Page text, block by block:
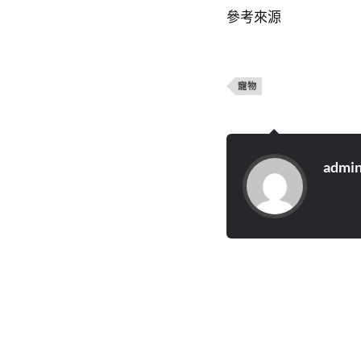
參考來源
寵物